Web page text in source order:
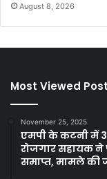
August 8, 2026
Most Viewed
November 25, 2025
एमपी के कटनी में
रोजगार सहायक
समाप्त, मामले की